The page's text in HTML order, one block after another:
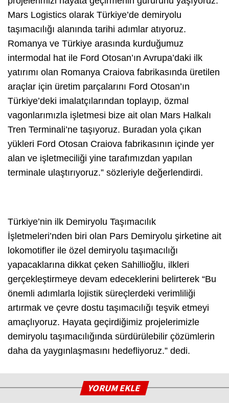
Mars Logistics olarak Türkiye’de demiryolu
taşımacılığı alanında tarihi adımlar atıyoruz.
Romanya ve Türkiye arasında kurduğumuz
intermodal hat ile Ford Otosan’ın Avrupa’daki ilk
yatırımı olan Romanya Craiova fabrikasında üretilen
araçlar için üretim parçalarını Ford Otosan’ın
Türkiye’deki imalatçılarından toplayıp, özmal
vagonlarımızla işletmesi bize ait olan Mars Halkalı
Tren Terminali’ne taşıyoruz. Buradan yola çıkan
yükleri Ford Otosan Craiova fabrikasının içinde yer
alan ve işletmeciliği yine tarafımızdan yapılan
terminale ulaştırıyoruz.” sözleriyle değerlendirdi.
Türkiye’nin ilk Demiryolu Taşımacılık
İşletmeleri’nden biri olan Pars Demiryolu şirketine ait
lokomotifler ile özel demiryolu taşımacılığı
yapacaklarına dikkat çeken Sahillioğlu, ilkleri
gerçekleştirmeye devam edeceklerini belirterek “Bu
önemli adımlarla lojistik süreçlerdeki verimliliği
artırmak ve çevre dostu taşımacılığı teşvik etmeyi
amaçlıyoruz. Hayata geçirdiğimiz projelerimizle
demiryolu taşımacılığında sürdürülebilir çözümlerin
daha da yaygınlaşmasını hedefliyoruz.” dedi.
YORUM EKLE